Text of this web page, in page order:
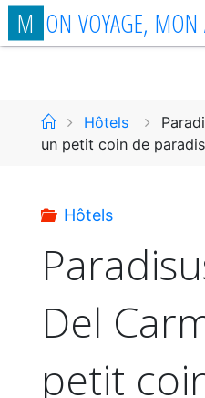
Aller
auM ON VOYAGE, MON
AccueilHôtels
un petit coin de paradis
Hôtels
Del
petit